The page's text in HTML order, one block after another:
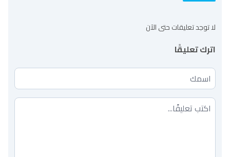
لا توجد تعليقات حتى الآن
اترك تعليقًا
اسمك
تعليقك